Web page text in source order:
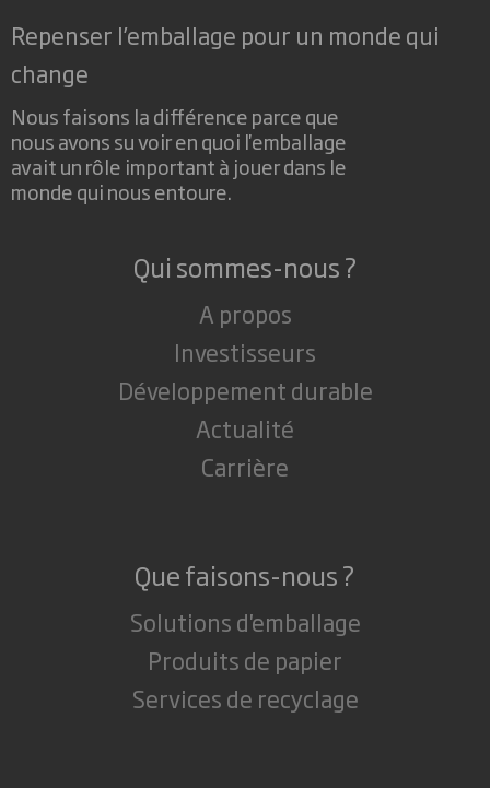
Repenser l’emballage pour un monde qui
change
Nous faisons la différence parce que
nous avons su voir en quoi l'emballage
avait un rôle important à jouer dans le
monde qui nous entoure.
Qui sommes-nous ?
A propos
Investisseurs
Développement durable
Actualité
Carrière
Que faisons-nous ?
Solutions d'emballage
Produits de papier
Services de recyclage